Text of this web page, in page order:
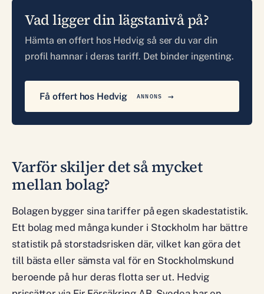
Vad ligger din lägstanivå på?
Hämta en offert hos Hedvig så ser du var din
profil hamnar i deras tariff. Det binder ingenting.
Få offert hos Hedvig ANNONS
Varför skiljer det så mycket
mellan bolag?
Bolagen bygger sina tariffer på egen skadestatistik.
Ett bolag med många kunder i Stockholm har bättre
statistik på storstadsrisken där, vilket kan göra det
till bästa eller sämsta val för en Stockholmskund
beroende på hur deras flotta ser ut. Hedvig